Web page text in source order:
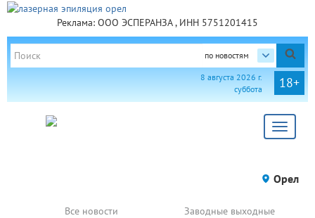
Реклама: ООО ЭСПЕРАНЗА , ИНН 5751201415
по новостям
18+
8 августа 2026 г.
суббота
Toggle
Орел
Все новости Заводные выходные